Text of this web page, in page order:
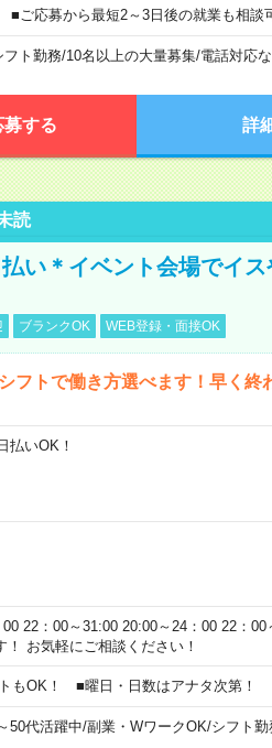
ご応募から最短2～3日後の就業も相談
フト勤務/10名以上の大量募集/電話対応
募する 詳
読
い＊イベント会場でイス
ブランクOK WEB登録・面接OK
フトで働き方選べます！早く終
いOK！
22：00～31:00 20:00～24：00 22：
お気軽にご相談ください！
もOK！ ■曜日・日数はアナタ次第！
50代活躍中/副業・WワークOK/シフト勤